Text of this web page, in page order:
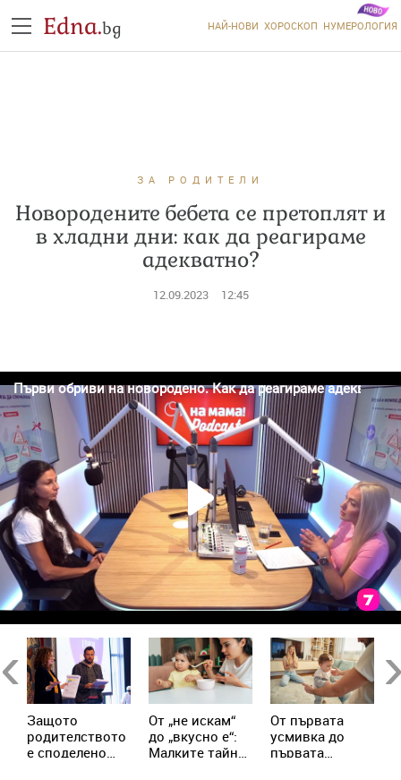
Edna.bg НАЙ-НОВИ ХОРОСКОП НУМЕРОЛОГИЯ
ЗА РОДИТЕЛИ
Новородените бебета се претоплят и
в хладни дни: как да реагираме
адекватно?
12.09.2023 12:45
Защото
родителството
е споделено
От „не искам“
до „вкусно е“:
Малките тайни
От първата
усмивка до
първата